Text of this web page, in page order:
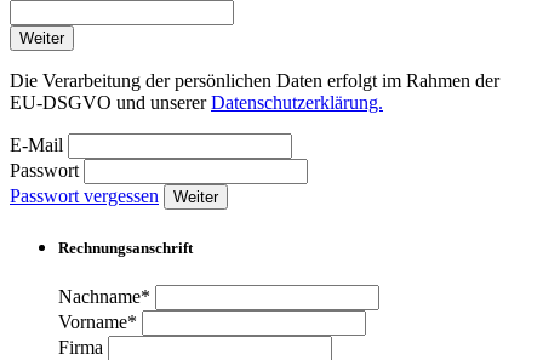
Weiter
Die Verarbeitung der persönlichen Daten erfolgt im Rahmen der
EU-DSGVO und unsererDatenschutzerklärung.
E-Mail
Passwort
Passwort vergessen
Weiter
Rechnungsanschrift
Nachname*
Vorname*
Firma